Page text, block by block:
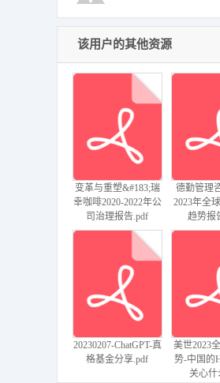
该用户的其他资源
变革与重塑&#183;瑞
幸咖啡2020-2022年公
司治理报告.pdf
德勤管理
2023年全
趋势报
20230207-ChatGPT-真
格基金分享.pdf
美世2023
势-中国的
关心什